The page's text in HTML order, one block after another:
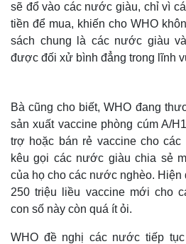
sẽ đổ vào các nước giàu, chỉ vì
tiền để mua, khiến cho WHO
sách chung là các nước giàu
được đối xử bình đẳng trong lĩnh
Bà cũng cho biết, WHO đang
sản xuất vaccine phòng cúm A/
trợ hoặc bán rẻ vaccine cho
kêu gọi các nước giàu chia sẻ
của họ cho các nước nghèo. Hiện
250 triệu liều vaccine mới cho
con số này còn quá ít ỏi.
WHO đề nghị các nước tiếp